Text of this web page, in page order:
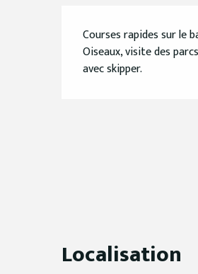
Courses rapides sur le
Oiseaux, visite des
avec skipper.
Localisation